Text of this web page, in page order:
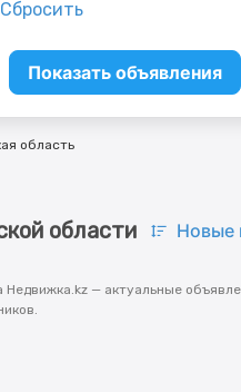
Сбросить
Показать объявления
область
области Новые
Недвижка.kz — актуальные